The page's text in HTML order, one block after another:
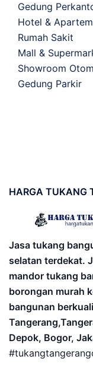
Gedung
Hotel &
Rumah Sakit
Mall &
Showroom
Gedung Parkir
HARGA TUKANG
Jasa tukang
selatan terdekat.
mandor tukang
borongan murah
bangunan
Depok, Bogor,